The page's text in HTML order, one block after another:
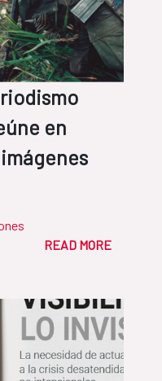
en
READ MORE